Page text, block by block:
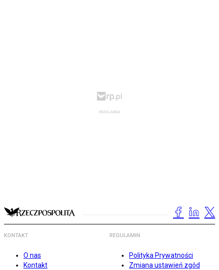
KONTAKT
O nas
Kontakt
REGULAMIN
Polityka Prywatności
Zmiana ustawień zgód